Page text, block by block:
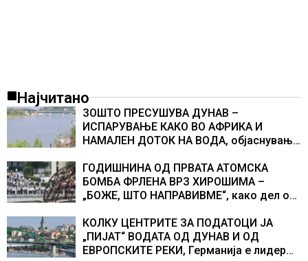
Најчитано
ЗОШТО ПРЕСУШУВА ДУНАВ –
ИСПАРУВАЊЕ КАКО ВО АФРИКА И
НАМАЛЕН ДОТОК НА ВОДА, објаснување
ГОДИШНИНА ОД ПРВАТА АТОМСКА
БОМБА ФРЛЕНА ВРЗ ХИРОШИМА –
„БОЖЕ, ШТО НАПРАВИВМЕ“, како дел од
учесниците во бомбардирањето го
доживуваа овој настан што го промени
текот на историјата
КОЛКУ ЦЕНТРИТЕ ЗА ПОДАТОЦИ ЈА
„ПИЈАТ“ ВОДАТА ОД ДУНАВ И ОД
ЕВРОПСКИТЕ РЕКИ, Германија е лидер